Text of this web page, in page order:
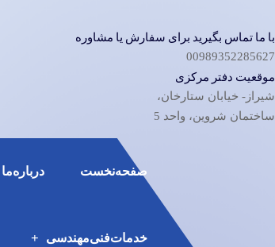
با ما تماس بگیرید برای سفارش یا مشاوره
00989352285627
موقعیت دفتر مرکزی
شیراز- خیابان ستارخان،
ساختمان شروین، واحد 5
صفحه‌نخست درباره‌ما
خدمات‌فنی‌مهندسی